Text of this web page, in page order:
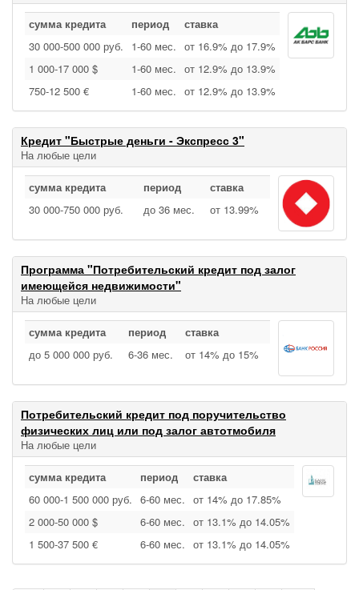
сумма кредита период
ставка
30 000‑500 000 руб.
1‑60 мес. от 16.9% до 17.9%
1 000‑17 000 $
1‑60 мес. от 12.9% до 13.9%
750‑12 500 €
1‑60 мес. от 12.9% до 13.9%
Кредит "Быстрые деньги - Экспресс 3"
На любые цели
сумма кредита период
ставка
30 000‑750 000 руб.
до 36 мес. от 13.99%
Программа "Потребительский кредит под залог
имеющейся недвижимости"
На любые цели
сумма кредита период
ставка
до 5 000 000 руб.
6‑36 мес. от 14% до 15%
Потребительский кредит под поручительство
физических лиц или под залог автотмобиля
На любые цели
сумма кредита период
ставка
60 000‑1 500 000 руб. 6‑60 мес. от 14% до 17.85%
2 000‑50 000 $
6‑60 мес. от 13.1% до 14.05%
1 500‑37 500 €
6‑60 мес. от 13.1% до 14.05%